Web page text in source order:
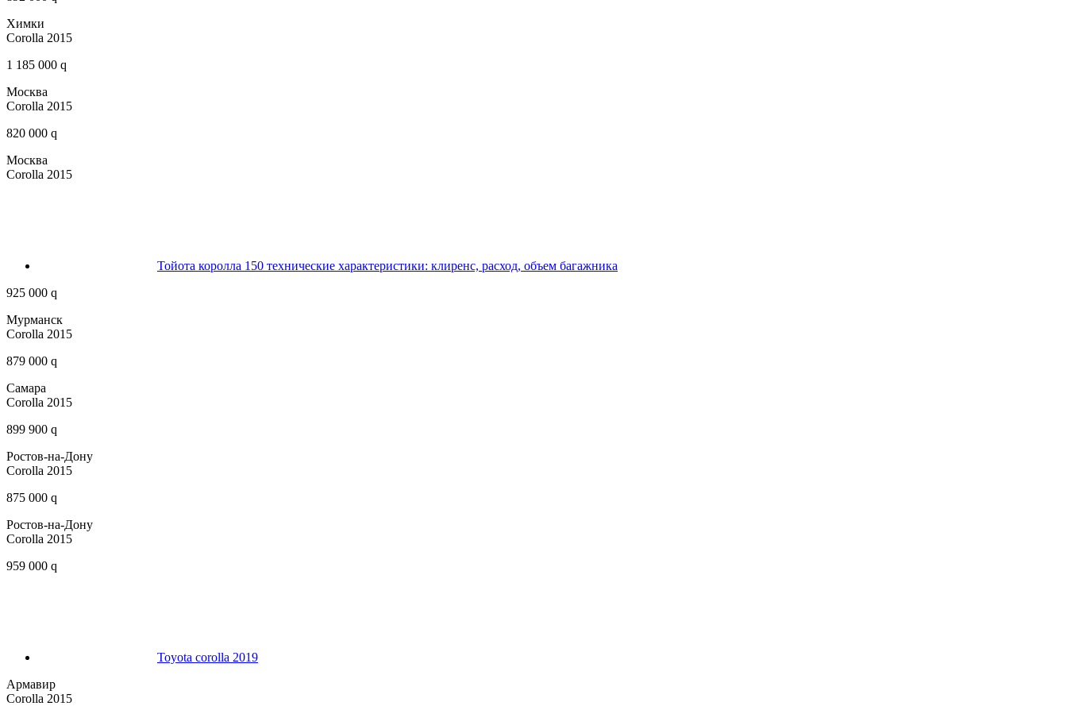
Химки
Corolla 2015
1 185 000 q
Москва
Corolla 2015
820 000 q
Москва
Corolla 2015
Тойота королла 150 технические характеристики: клиренс, расход, объем багажника
925 000 q
Мурманск
Corolla 2015
879 000 q
Самара
Corolla 2015
899 900 q
Ростов-на-Дону
Corolla 2015
875 000 q
Ростов-на-Дону
Corolla 2015
959 000 q
Toyota corolla 2019
Армавир
Corolla 2015